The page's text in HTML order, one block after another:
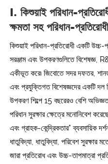
I. কিশুয়াই পরিধান-
ক্ষমতা সহ পরিধান-
কিশুয়াই পরিধান-প্রতিরোধী একটি উচ্চ-
সরঞ্জাম এবং উপকরণগুলিতে বিশেষজ্ঞ,
একীভূত করে৷ জিবোতে সদর দফতর,
এবং প্রযুক্তিগত বিশেষজ্ঞদের একটি দল
উপকরণ শিল্পে 15 বছরেরও বেশি
পরিধান সুরক্ষার ক্ষেত্রে মনোনিবেশ
এবং গ্রাহক-কেন্দ্রিকতার" ব্যবসায়িক
ধাতুবিদ্যা, ধাতুবিদ্যা, পরিবেশ সুরক্ষার
জারা প্রতিরোধ এবং উচ্চ-তাপমাত্রা